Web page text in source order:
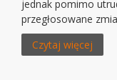
jednak pomimo
przegłosowane
Czytaj więcej